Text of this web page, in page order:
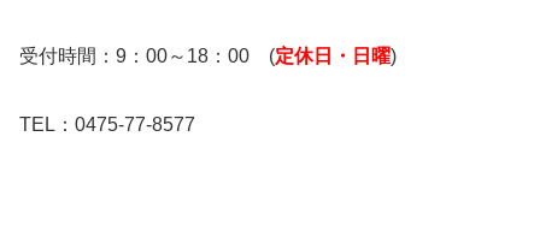
受付時間：9：00～18：00 (定休日・日曜)
TEL：0475-77-8577